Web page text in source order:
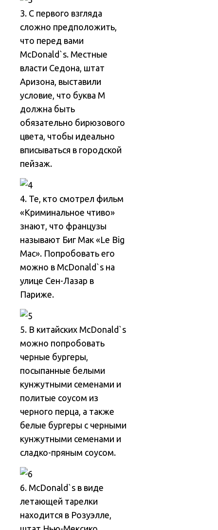
3. С первого взгляда
сложно предположить,
что перед вами
McDonald`s. Местные
власти Седона, штат
Аризона, выставили
условие, что буква М
должна быть
обязательно бирюзового
цвета, чтобы идеально
вписываться в городской
пейзаж.
4. Те, кто смотрел фильм
«Криминальное чтиво»
знают, что французы
называют Биг Мак «Le Big
Mac». Попробовать его
можно в McDonald`s на
улице Сен-Лазар в
Париже.
5. В китайских McDonald`s
можно попробовать
черные бургеры,
посыпанные белыми
кунжутными семенами и
политые соусом из
черного перца, а также
белые бургеры с черными
кунжутными семенами и
сладко-пряным соусом.
6. McDonald`s в виде
летающей тарелки
находится в Розуэлле,